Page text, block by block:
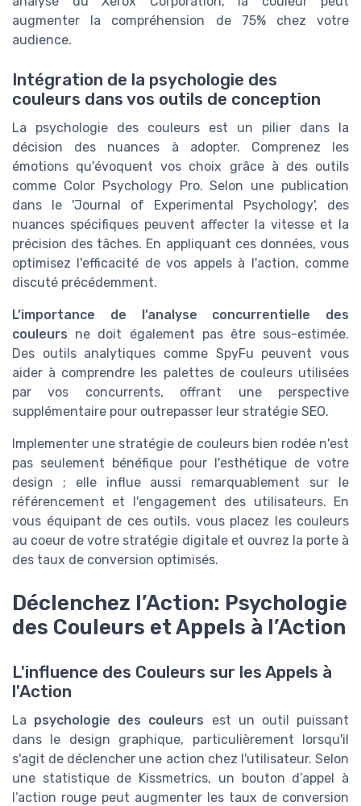
augmenter la compréhension de 75% chez votre
audience.
Intégration de la psychologie des
couleurs dans vos outils de conception
La psychologie des couleurs est un pilier dans la
décision des nuances à adopter. Comprenez les
émotions qu'évoquent vos choix grâce à des outils
comme Color Psychology Pro. Selon une publication
dans le 'Journal of Experimental Psychology', des
nuances spécifiques peuvent affecter la vitesse et la
précision des tâches. En appliquant ces données, vous
optimisez l'efficacité de vos appels à l'action, comme
discuté précédemment.
L’importance de l’analyse concurrentielle des
couleurs ne doit également pas être sous-estimée.
Des outils analytiques comme SpyFu peuvent vous
aider à comprendre les palettes de couleurs utilisées
par vos concurrents, offrant une perspective
supplémentaire pour outrepasser leur stratégie SEO.
Implementer une stratégie de couleurs bien rodée n'est
pas seulement bénéfique pour l'esthétique de votre
design ; elle influe aussi remarquablement sur le
référencement et l'engagement des utilisateurs. En
vous équipant de ces outils, vous placez les couleurs
au coeur de votre stratégie digitale et ouvrez la porte à
des taux de conversion optimisés.
Déclenchez l’Action: Psychologie
des Couleurs et Appels à l’Action
L'influence des Couleurs sur les Appels à
l'Action
La psychologie des couleurs est un outil puissant
dans le design graphique, particulièrement lorsqu'il
s'agit de déclencher une action chez l'utilisateur. Selon
une statistique de Kissmetrics, un bouton d’appel à
l’action rouge peut augmenter les taux de conversion